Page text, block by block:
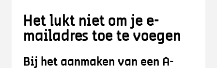
Het lukt niet om je e-
mailadres toe te voegen
Bij het aanmaken van een A-